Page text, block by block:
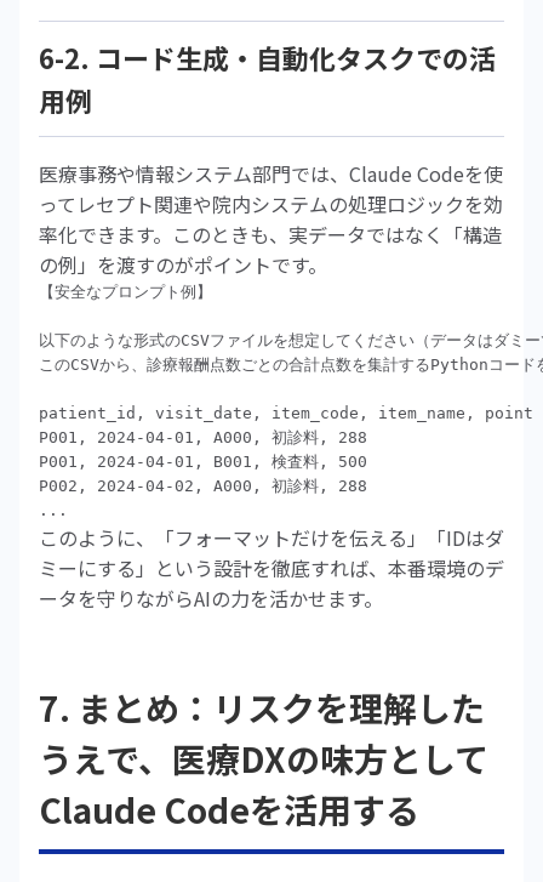
6-2. コード生成・自動化タスクでの活
用例
医療事務や情報システム部門では、Claude Codeを使
ってレセプト関連や院内システムの処理ロジックを効
率化できます。このときも、実データではなく「構造
の例」を渡すのがポイントです。
【安全なプロンプト例】
以下のような形式のCSVファイルを想定してください（データはダミ
このCSVから、診療報酬点数ごとの合計点数を集計するPythonコード
patient_id, visit_date, item_code, item_name, point
P001, 2024-04-01, A000, 初診料, 288
P001, 2024-04-01, B001, 検査料, 500
P002, 2024-04-02, A000, 初診料, 288
このように、「フォーマットだけを伝える」「IDはダ
ミーにする」という設計を徹底すれば、本番環境のデ
ータを守りながらAIの力を活かせます。
7. まとめ：リスクを理解した
うえで、医療DXの味方として
Claude Codeを活用する